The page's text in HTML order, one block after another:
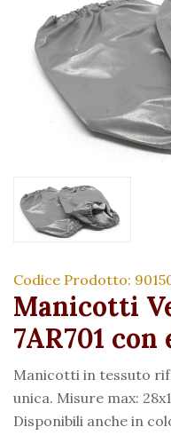
Codice Prodotto:
Manicotti
7AR701
Manicotti in tessuto
unica. Misure max:
Disponibili anche in